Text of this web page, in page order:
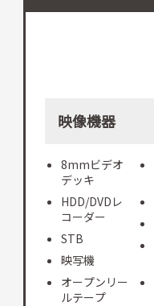
映像機器
8mmビデオ
デッキ
HDD/DVDレ
コーダー
STB
映写機
オープンリー
ルテープ